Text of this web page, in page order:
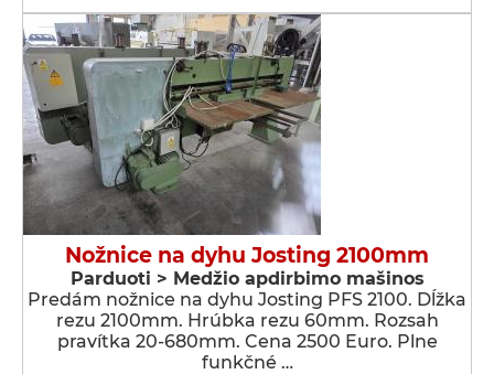
Nožnice na dyhu Josting 2100mm
Parduoti > Medžio apdirbimo mašinos
Predám nožnice na dyhu Josting PFS 2100. Dĺžka
rezu 2100mm. Hrúbka rezu 60mm. Rozsah
pravítka 20-680mm. Cena 2500 Euro. Plne
funkčné …